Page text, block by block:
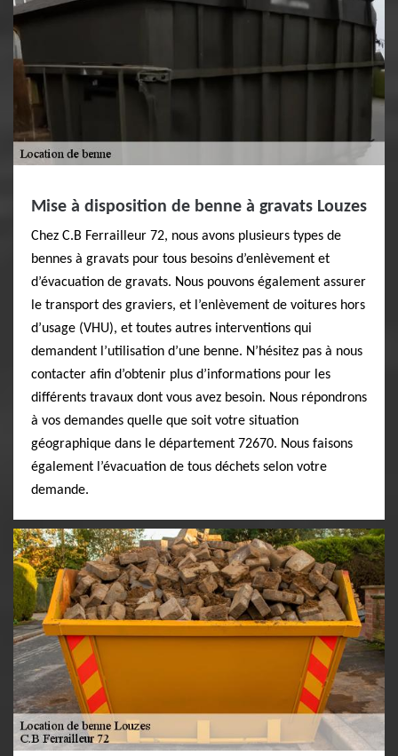
Mise à disposition de benne à gravats Louzes
Chez C.B Ferrailleur 72, nous avons plusieurs types de
bennes à gravats pour tous besoins d’enlèvement et
d’évacuation de gravats. Nous pouvons également assurer
le transport des graviers, et l’enlèvement de voitures hors
d’usage (VHU), et toutes autres interventions qui
demandent l’utilisation d’une benne. N’hésitez pas à nous
contacter afin d’obtenir plus d’informations pour les
différents travaux dont vous avez besoin. Nous répondrons
à vos demandes quelle que soit votre situation
géographique dans le département 72670. Nous faisons
également l’évacuation de tous déchets selon votre
demande.